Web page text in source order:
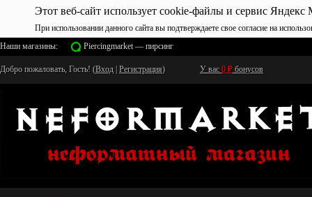
Этот веб-сайт использует cookie-файлы и сервис Яндекс
При использовании данного сайта вы подтверждаете свое согласие на
Наши магазины:
Piercingmarket — пирсинг
Добро пожаловать, Гость! (Вход Регистрация) У вас 0 ₽ бонусов